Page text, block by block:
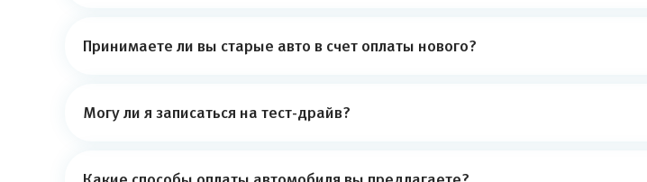
Принимаете ли вы старые авто в счет оплаты нового?
Могу ли я записаться на тест-драйв?